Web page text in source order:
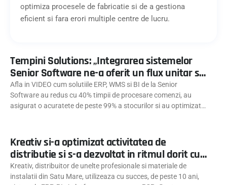
optimiza procesele de fabricatie si de a gestiona
eficient si fara erori multiple centre de lucru.
Tempini Solutions: „Integrarea sistemelor
Senior Software ne-a oferit un flux unitar si
o vizibilitate in timp real asupra afacerii”
Afla in VIDEO cum solutiile ERP, WMS si BI de la Senior
Software au redus cu 40% timpii de procesare comenzi, au
asigurat o acuratete de peste 99% a stocurilor si au optimizat
Kreativ si-a optimizat activitatea de
distributie si s-a dezvoltat in ritmul dorit cu
ajutorul sistemelor integrate de la Senior
Software
Kreativ, distribuitor de unelte profesionale si materiale de
instalatii din Satu Mare, utilizeaza cu succes, de peste 10 ani,